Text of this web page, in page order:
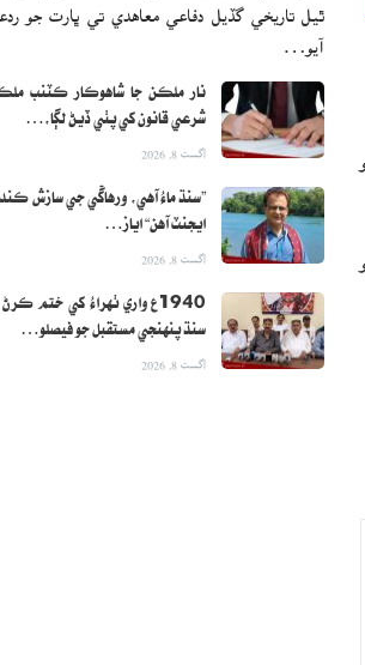
ٿيل تاريخي گڏيل دفاعي معاهدي تي ڀارت جو
آيو…
نار ملڪن جا شاهوڪار ڪٽنب
شرعي قانون کي پٺي ڏيڻ لڳا،…
اگست 8, 2026
”سنڌ ماءُ آهي، ورهاڱي جي سازش
ايجنٽ آهن“ اياز…
اگست 8, 2026
1940ع واري ٺهراءُ کي ختم
سنڌ پنهنجي مستقبل جو فيصلو…
اگست 8, 2026